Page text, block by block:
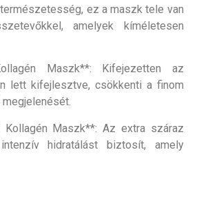
ez a maszk tele van
amelyek kíméletesen
Maszk**: Kifejezetten az
lett kifejlesztve, csökkenti a finom
megjelenését.
Kollagén Maszk**: Az extra száraz
hidratálást biztosít, amely